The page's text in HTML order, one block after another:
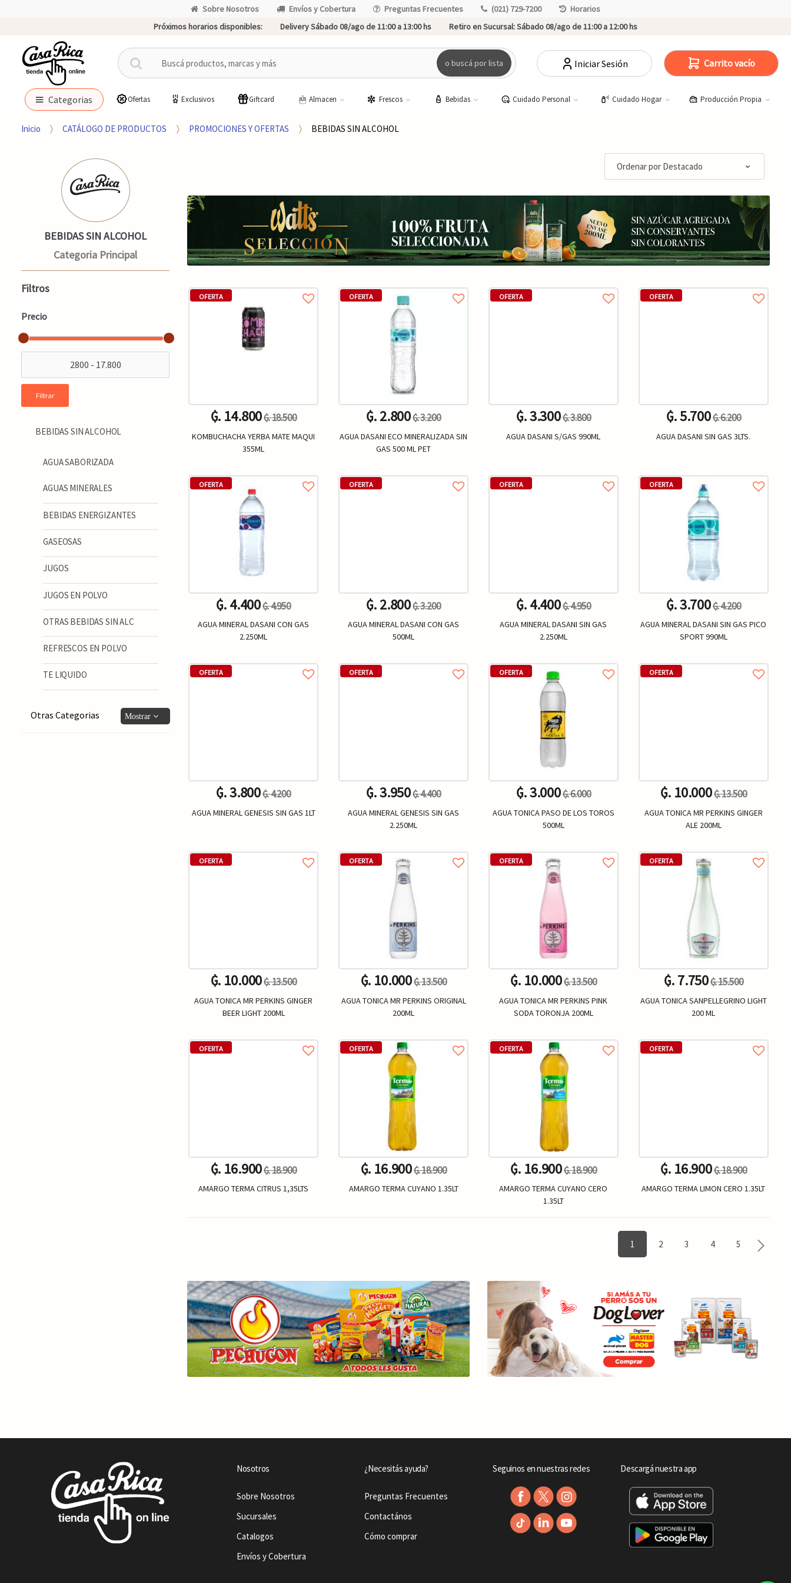
Sobre Nosotros Envíos y Cobertura Preguntas Frecuentes (021) 729-7200
Horarios
Próximos horarios disponibles:
Delivery Sábado 08/ago de 11:00 a 13:00 hs Retiro en Sucursal:Sábado 08/ago de 11:00 a 12:00 hs
B
u
c
r
r
:
o buscá por lista Iniciar Sesión Carrito vacío
Categorias Ofertas Exclusivos Giftcard Almacen Frescos Bebidas Cuidado Personal Cuidado Hogar Producción Propia
Inicio CATÁLOGO DE PRODUCTOS PROMOCIONES Y OFERTAS BEBIDAS SIN ALCOHOL
OFERTA
₲. 14.800₲. 18.500
KOMBUCHACHA YERBA MATE MAQUI
355ML
- +
OFERTA
₲. 2.800₲. 3.200
AGUA DASANI ECO MINERALIZADA SIN
GAS 500 ML PET
- +
OFERTA
₲. 3.300₲. 3.800
AGUA DASANI S/GAS 990ML
- +
OFERTA
₲. 5.700₲. 6.200
AGUA DASANI SIN GAS 3LTS.
- Un. +
OFERTA
₲. 4.400₲. 4.950
AGUA MINERAL DASANI CON GAS
2.250ML
- +
OFERTA
₲. 2.800₲. 3.200
AGUA MINERAL DASANI CON GAS
500ML
- +
OFERTA
₲. 4.400₲. 4.950
AGUA MINERAL DASANI SIN GAS
2.250ML
- Un. +
OFERTA
₲. 3.700₲. 4.200
AGUA MINERAL DASANI SIN GAS PICO
SPORT 990ML
- +
OFERTA
₲. 3.800₲. 4.200
AGUA MINERAL GENESIS SIN GAS 1LT
- +
OFERTA
₲. 3.950₲. 4.400
AGUA MINERAL GENESIS SIN GAS
2.250ML
- Un. +
OFERTA
₲. 3.000₲. 6.000
AGUA TONICA PASO DE LOS TOROS
500ML
- Un. +
OFERTA
₲. 10.000₲. 13.500
AGUA TONICA MR PERKINS GINGER
ALE 200ML
- Un. +
OFERTA
₲. 10.000₲. 13.500
AGUA TONICA MR PERKINS GINGER
BEER LIGHT 200ML
- +
OFERTA
₲. 10.000₲. 13.500
AGUA TONICA MR PERKINS ORIGINAL
200ML
- Un. +
OFERTA
₲. 10.000₲. 13.500
AGUA TONICA MR PERKINS PINK
SODA TORONJA 200ML
- Un. +
OFERTA
₲. 7.750₲. 15.500
AGUA TONICA SANPELLEGRINO LIGHT
200 ML
- +
OFERTA
₲. 16.900₲. 18.900
AMARGO TERMA CITRUS 1,35LTS
OFERTA
₲. 16.900₲. 18.900
AMARGO TERMA CUYANO 1.35LT
OFERTA
₲. 16.900₲. 18.900
AMARGO TERMA CUYANO CERO
1.35LT
OFERTA
₲. 16.900₲. 18.900
AMARGO TERMA LIMON CERO 1.35LT
1 2 3 4 5
BEBIDAS SIN ALCOHOL
Categoria Principal
Filtros
Precio
Filtrar
BEBIDAS SIN ALCOHOL
AGUA SABORIZADA
AGUAS MINERALES
BEBIDAS ENERGIZANTES
GASEOSAS
JUGOS
JUGOS EN POLVO
OTRAS BEBIDAS SIN ALC
REFRESCOS EN POLVO
TE LIQUIDO
Otras Categorias
Nosotros
Sobre Nosotros
Sucursales
Catalogos
Envíos y Cobertura
¿Necesitás ayuda?
Preguntas Frecuentes
Contactános
Cómo comprar
Seguinos en nuestras redes Descargá nuestra app